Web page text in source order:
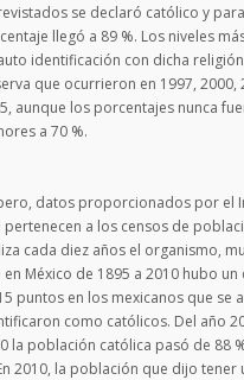
se declaró católico y
llegó a 89 %. Los niveles
identificación con dicha
que ocurrieron en 1997, 2000,
aunque los porcentajes nunca
a 70 %.
datos proporcionados por el
pertenecen a los censos de
cada diez años el organismo,
en México de 1895 a 2010 hubo un
puntos en los mexicanos que se
como católicos. Del año
la población católica pasó de 88
2010, la población que dijo tener